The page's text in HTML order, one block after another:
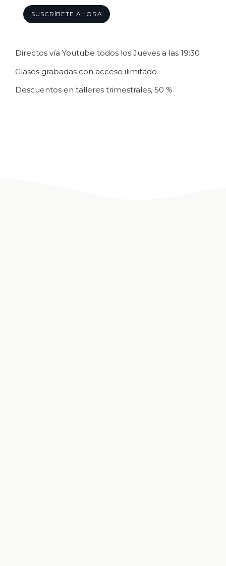
SUSCRÍBETE AHORA
Directos vía Youtube todos los Jueves a las 19:30
Clases grabadas con acceso ilimitado
Descuentos en talleres trimestrales, 50 %